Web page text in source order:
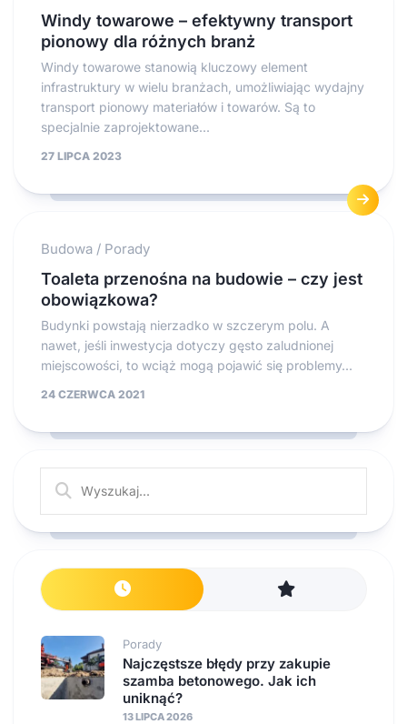
Windy towarowe – efektywny transport
pionowy dla różnych branż
Windy towarowe stanowią kluczowy element
infrastruktury w wielu branżach, umożliwiając wydajny
transport pionowy materiałów i towarów. Są to
specjalnie zaprojektowane...
27 LIPCA 2023
Budowa / Porady
Toaleta przenośna na budowie – czy jest
obowiązkowa?
Budynki powstają nierzadko w szczerym polu. A
nawet, jeśli inwestycja dotyczy gęsto zaludnionej
miejscowości, to wciąż mogą pojawić się problemy...
24 CZERWCA 2021
Porady
Najczęstsze błędy przy zakupie
szamba betonowego. Jak ich
uniknąć?
13 LIPCA 2026